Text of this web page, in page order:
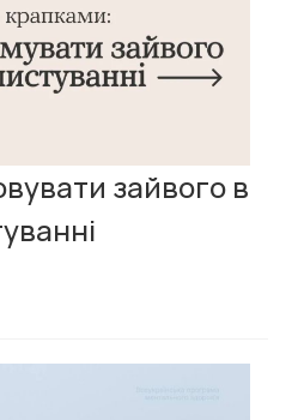
зайвого в